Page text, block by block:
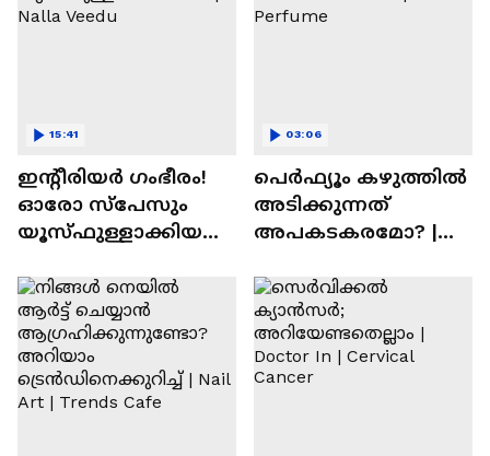
ഇന്റീരിയർ ഗംഭീരം!
ഓരോ സ്‌പേസും
യൂസ്ഫുള്ളാക്കിയ
15:41
പെർഫ്യൂം കഴുത്തിൽ
അടിക്കുന്നത്
അപകടകരമോ? |
03:06